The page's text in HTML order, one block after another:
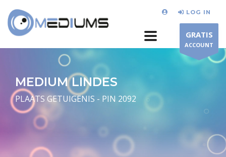
LOG IN
GRATIS
ACCOUNT
MEDIUM LINDES
PLAATS GETUIGENIS - PIN 2092